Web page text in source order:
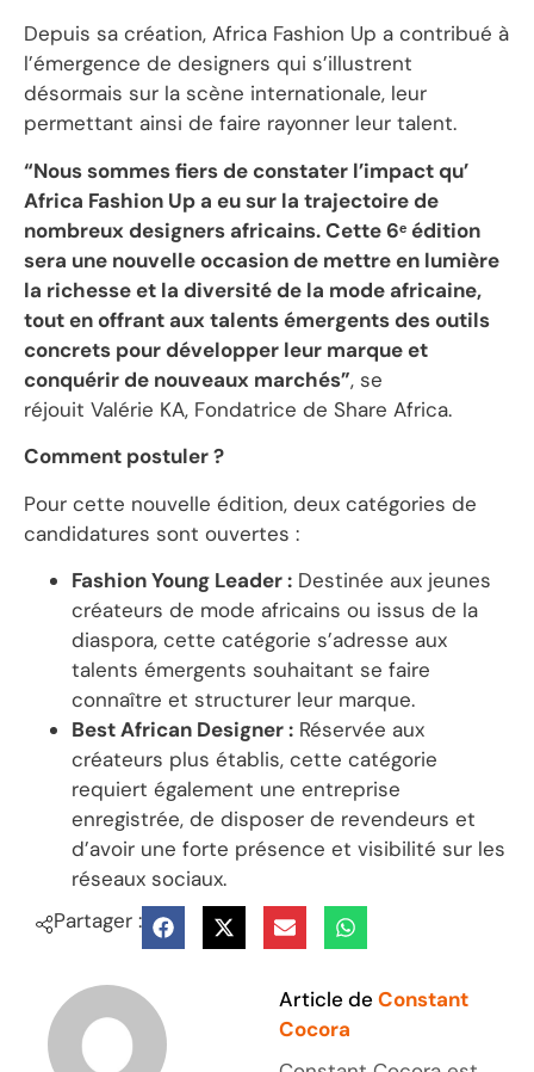
Depuis sa création, Africa Fashion Up a contribué à
l’émergence de designers qui s’illustrent
désormais sur la scène internationale, leur
permettant ainsi de faire rayonner leur talent.
“Nous sommes fiers de constater l’impact qu’
Africa Fashion Up a eu sur la trajectoire de
nombreux designers africains. Cette 6ᵉ édition
sera une nouvelle occasion de mettre en lumière
la richesse et la diversité de la mode africaine,
tout en offrant aux talents émergents des outils
concrets pour développer leur marque et
conquérir de nouveaux marchés”, se
réjouit Valérie KA, Fondatrice de Share Africa.
Comment postuler ?
Pour cette nouvelle édition, deux catégories de
candidatures sont ouvertes :
Fashion Young Leader : Destinée aux jeunes
créateurs de mode africains ou issus de la
diaspora, cette catégorie s’adresse aux
talents émergents souhaitant se faire
connaître et structurer leur marque.
Best African Designer : Réservée aux
créateurs plus établis, cette catégorie
requiert également une entreprise
enregistrée, de disposer de revendeurs et
d’avoir une forte présence et visibilité sur les
réseaux sociaux.
Partager :
Article de Constant
Cocora